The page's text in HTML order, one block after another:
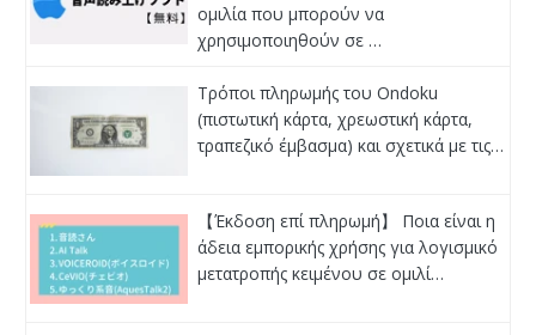
ομιλία που μπορούν να
χρησιμοποιηθούν σε …
Τρόποι πληρωμής του Ondoku
(πιστωτική κάρτα, χρεωστική κάρτα,
τραπεζικό έμβασμα) και σχετικά με τις…
【Έκδοση επί πληρωμή】 Ποια είναι η
άδεια εμπορικής χρήσης για λογισμικό
μετατροπής κειμένου σε ομιλί…